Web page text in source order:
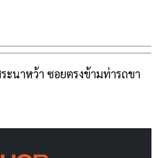
ะนาหว้า ซอยตรงข้ามท่ารถขา